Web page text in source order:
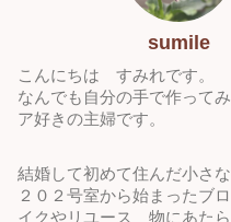
sumile
こんにちは すみれです。
なんでも自分の手で作って
ア好きの主婦です。
結婚して初めて住んだ小さ
２０２号室から始まったブ
イクやリユース 物にあた